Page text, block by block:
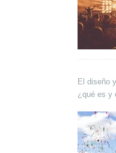
El diseño
¿qué es y